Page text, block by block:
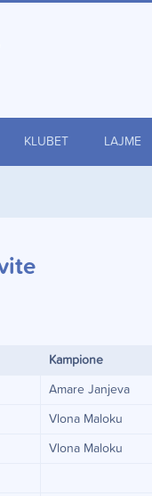
KLUBET LAJME
Kampione
Amare Janjeva
Vlona Maloku
Vlona Maloku